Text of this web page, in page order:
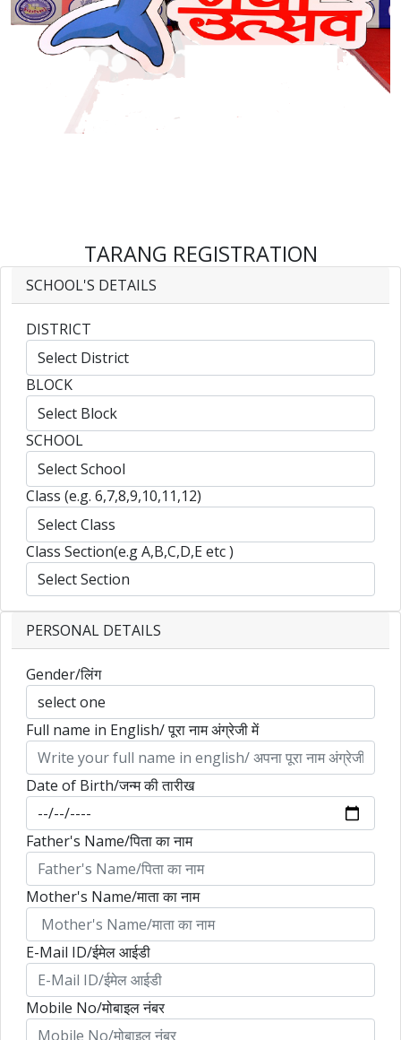
TARANG REGISTRATION
SCHOOL'S DETAILS
DISTRICT
BLOCK
SCHOOL
Class (e.g. 6,7,8,9,10,11,12)
Class Section(e.g A,B,C,D,E etc )
PERSONAL DETAILS
Gender/लिंग
Full name in English/ पूरा नाम अंग्रेजी में
Date of Birth/जन्म की तारीख
Father's Name/पिता का नाम
Mother's Name/माता का नाम
E-Mail ID/ईमेल आईडी
Mobile No/मोबाइल नंबर